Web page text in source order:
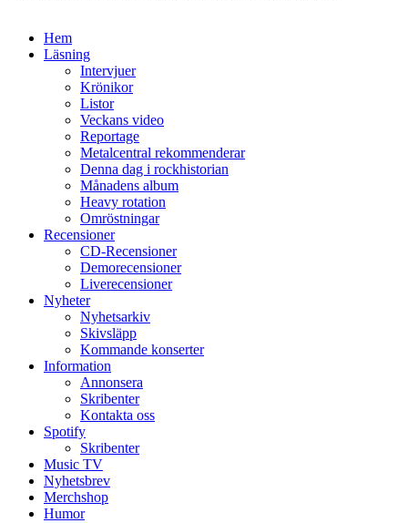
Hem
Läsning
Intervjuer
Krönikor
Listor
Veckans video
Reportage
Metalcentral rekommenderar
Denna dag i rockhistorian
Månadens album
Heavy rotation
Omröstningar
Recensioner
CD-Recensioner
Demorecensioner
Liverecensioner
Nyheter
Nyhetsarkiv
Skivsläpp
Kommande konserter
Information
Annonsera
Skribenter
Kontakta oss
Spotify
Skribenter
Music TV
Nyhetsbrev
Merchshop
Humor